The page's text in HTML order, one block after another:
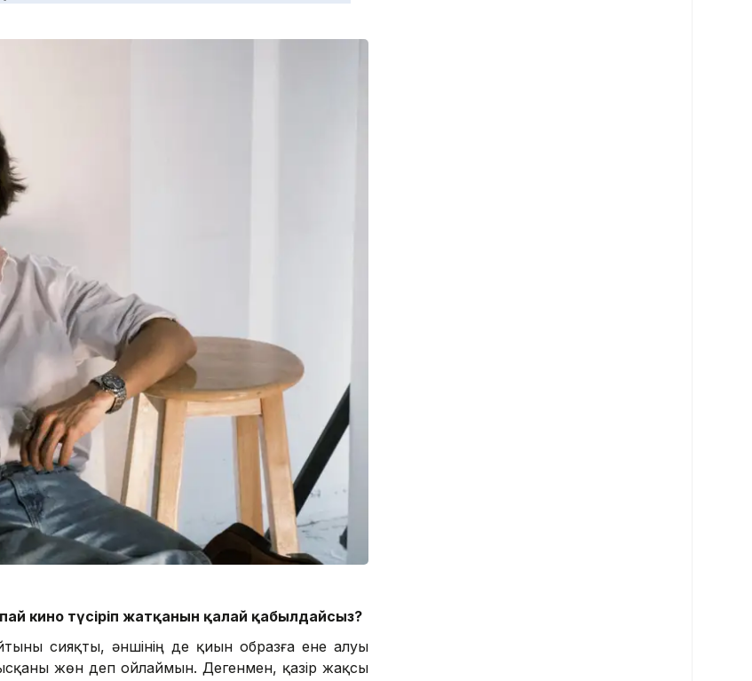
кино түсіріп жатқанын қалай қабылдайсыз?
сияқты, әншінің де қиын образға ене алуы
жөн деп ойлаймын. Дегенмен, қазір жақсы